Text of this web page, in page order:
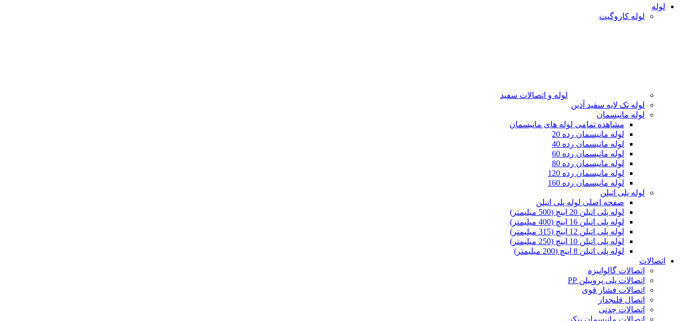
لوله
لوله کاروگیت
لوله و اتصالات سفید
لوله تک لایه سفید آذین
لوله مانیسمان
مشاهده تمامی لوله های مانیسمان
لوله مانیسمان رده 20
لوله مانیسمان رده 40
لوله مانیسمان رده 60
لوله مانیسمان رده 80
لوله مانیسمان رده 120
لوله مانیسمان رده 160
لوله پلی اتیلن
صفحه اصلی لوله پلی اتیلن
لوله پلی اتیلن 20 اینچ (500 میلیمتر)
لوله پلی اتیلن 16 اینچ (400 میلیمتر)
لوله پلی اتیلن 12 اینچ (315 میلیمتر)
لوله پلی اتیلن 10 اینچ (250 میلیمتر)
لوله پلی اتیلن 8 اینچ (200 میلیمتر)
اتصالات
اتصالات گالوانیزه
اتصالات پلی پروپیلن PP
اتصالات فشار قوی
اتصال فلنجدار
اتصالات چدنی